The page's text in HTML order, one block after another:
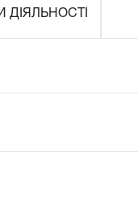
ДІЯЛЬНОСТІ